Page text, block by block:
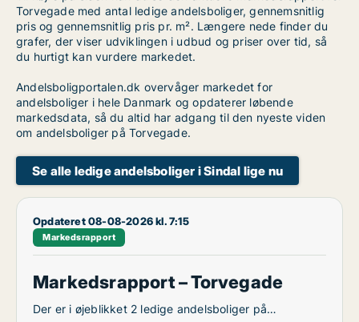
Torvegade med antal ledige andelsboliger, gennemsnitlig
pris og gennemsnitlig pris pr. m². Længere nede finder du
grafer, der viser udviklingen i udbud og priser over tid, så
du hurtigt kan vurdere markedet.
Andelsboligportalen.dk overvåger markedet for
andelsboliger i hele Danmark og opdaterer løbende
markedsdata, så du altid har adgang til den nyeste viden
om andelsboliger på Torvegade.
Se alle ledige andelsboliger i Sindal lige nu
Opdateret 08-08-2026 kl. 7:15
Markedsrapport
Markedsrapport – Torvegade
Der er i øjeblikket 2 ledige andelsboliger på